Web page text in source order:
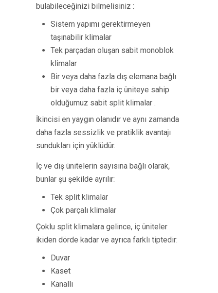
bulabileceğinizi bilmelisiniz :
Sistem yapımı gerektirmeyen
taşınabilir klimalar
Tek parçadan oluşan sabit monoblok
klimalar
Bir veya daha fazla dış elemana bağlı
bir veya daha fazla iç üniteye sahip
olduğumuz sabit split klimalar .
İkincisi en yaygın olanıdır ve aynı zamanda
daha fazla sessizlik ve pratiklik avantajı
sundukları için yüklüdür.
İç ve dış ünitelerin sayısına bağlı olarak,
bunlar şu şekilde ayrılır:
Tek split klimalar
Çok parçalı klimalar
Çoklu split klimalara gelince, iç üniteler
ikiden dörde kadar ve ayrıca farklı tiptedir:
Duvar
Kaset
Kanallı